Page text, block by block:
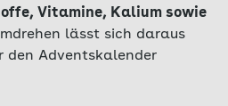
Vitamine, Kalium sowie
lässt sich daraus
den Adventskalender